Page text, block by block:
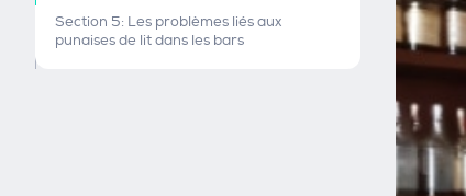
Section 5: Les problèmes liés aux
punaises de lit dans les bars